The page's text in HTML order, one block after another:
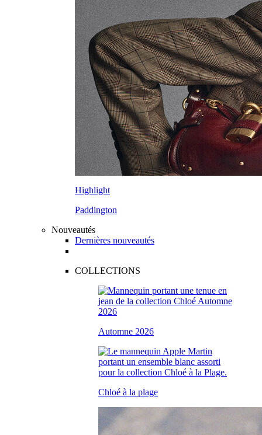
Highlight
Paddington
Nouveautés
Dernières nouveautés
COLLECTIONS
Automne 2026
Chloé à la plage